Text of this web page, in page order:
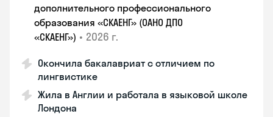
дополнительного профессионального
образования «СКАЕНГ» (ОАНО ДПО
«СКАЕНГ») • 2026 г.
Окончила бакалавриат с отличием по
лингвистике
Жила в Англии и работала в языковой школе
Лондона